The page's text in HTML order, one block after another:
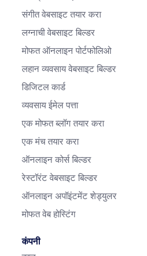
संगीत वेबसाइट तयार करा
लग्नाची वेबसाइट बिल्डर
मोफत ऑनलाइन पोर्टफोलिओ
लहान व्यवसाय वेबसाइट बिल्डर
डिजिटल कार्ड
व्यवसाय ईमेल पत्ता
एक मोफत ब्लॉग तयार करा
एक मंच तयार करा
ऑनलाइन कोर्स बिल्डर
रेस्टॉरंट वेबसाइट बिल्डर
ऑनलाइन अपॉइंटमेंट शेड्युलर
मोफत वेब होस्टिंग
कंपनी